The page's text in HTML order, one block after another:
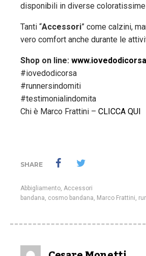
disponibili in diverse coloratissime
Tanti “Accessori” come calzini,
vero comfort anche durante le
Shop on line:
#iovedodicorsa
#runnersindomiti
#testimonialindomita
Chi è Marco Frattini – CLICCA QUI
SHARE
Abbigliamento, Accessori
bandana, cosmo bandana, Marco Frattini,